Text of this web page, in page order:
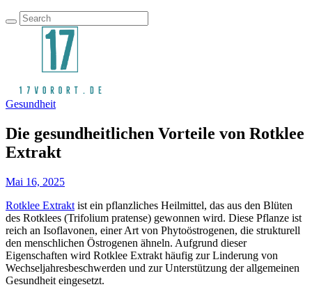
Gesundheit
Die gesundheitlichen Vorteile von Rotklee
Extrakt
Mai 16, 2025
Rotklee Extrakt ist ein pflanzliches Heilmittel, das aus den Blüten
des Rotklees (Trifolium pratense) gewonnen wird. Diese Pflanze ist
reich an Isoflavonen, einer Art von Phytoöstrogenen, die strukturell
den menschlichen Östrogenen ähneln. Aufgrund dieser
Eigenschaften wird Rotklee Extrakt häufig zur Linderung von
Wechseljahresbeschwerden und zur Unterstützung der allgemeinen
Gesundheit eingesetzt.